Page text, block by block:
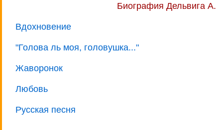
Биография Дельвига А.
Вдохновение
"Голова ль моя, головушка..."
Жаворонок
Любовь
Русская песня